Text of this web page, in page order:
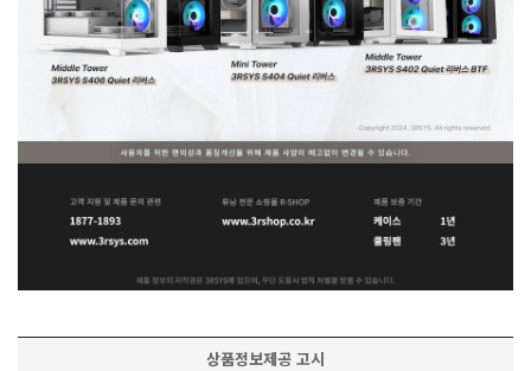
상품정보제공 고시